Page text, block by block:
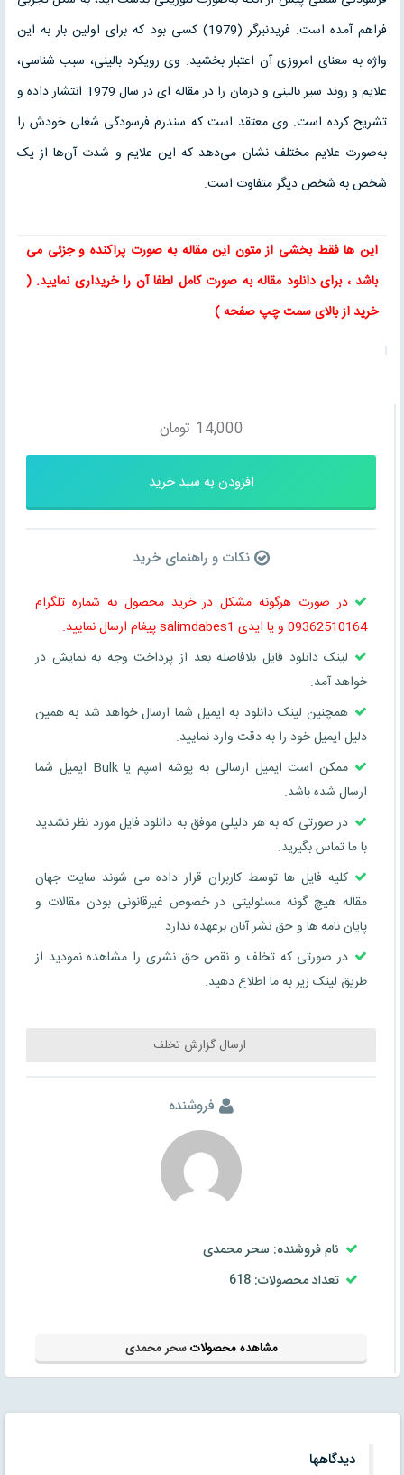
فراهم آمده است. فریدنبرگر (1979) کسی بود که برای اولین بار به این
واژه به معنای امروزی آن اعتبار بخشید. وی رویکرد بالینی، سبب شناسی،
علایم و روند سیر بالینی و درمان را در مقاله ای در سال 1979 انتشار داده و
تشریح کرده است. وی معتقد است که سندرم فرسودگی شغلی خودش را
به‌صورت علایم مختلف نشان می‌دهد که این علایم و شدت آن‌ها از یک
شخص به شخص دیگر متفاوت است.
این ها فقط بخشی از متون این مقالهبه صورت پراکنده و جزئی می
باشد ، برایدانلود مقالهبه صورت کامل لطفا آن را خریداری نمایید. (
خرید از بالای سمت چپ صفحه )
14,000 تومان
افزودن به سبد خرید
نکات و راهنمای خرید
در صورت هرگونه مشکل در خرید محصول به شماره تلگرام
09362510164 و یا ایدی salimdabes1 پیغام ارسال نمایید.
لینک دانلود فایل بلافاصله بعد از پرداخت وجه به نمایش در
خواهد آمد.
همچنین لینک دانلود به ایمیل شما ارسال خواهد شد به همین
دلیل ایمیل خود را به دقت وارد نمایید.
ممکن است ایمیل ارسالی به پوشه اسپم یا Bulk ایمیل شما
ارسال شده باشد.
در صورتی که به هر دلیلی موفق به دانلود فایل مورد نظر نشدید
با ما تماس بگیرید.
کلیه فایل ها توسط کاربران قرار داده می شوند سایت جهان
مقاله هیچ گونه مسئولیتی در خصوص غیرقانونی بودن مقالات و
پایان نامه ها و حق نشر آنان برعهده ندارد
در صورتی که تخلف و نقص حق نشری را مشاهده نمودید از
طریق لینک زیر به ما اطلاع دهید.
ارسال گزارش تخلف
فروشنده
نام فروشنده: سحر محمدی
تعداد محصولات: 618
مشاهده محصولاتسحر محمدی
دیدگاهها